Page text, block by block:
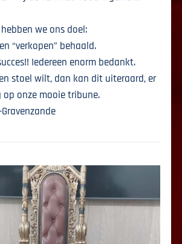
we ons doel:
“verkopen” behaald.
Iedereen enorm bedankt.
stoel wilt, dan kan dit uiteraard, er
onze mooie tribune.